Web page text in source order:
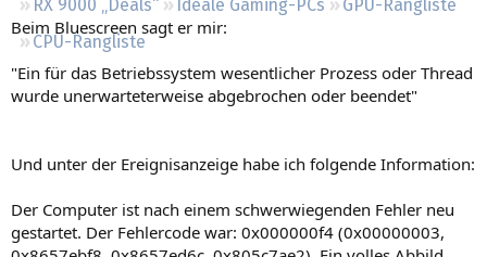
RX 9000 „Deals“
Ideale Gaming-PCs
GPU-Rangliste
CPU-Rangliste
Beim Bluescreen sagt er mir:
"Ein für das Betriebssystem wesentlicher Prozess oder Thread
wurde unerwarteterweise abgebrochen oder beendet"
Und unter der Ereignisanzeige habe ich folgende Information:
Der Computer ist nach einem schwerwiegenden Fehler neu
gestartet. Der Fehlercode war: 0x000000f4 (0x00000003,